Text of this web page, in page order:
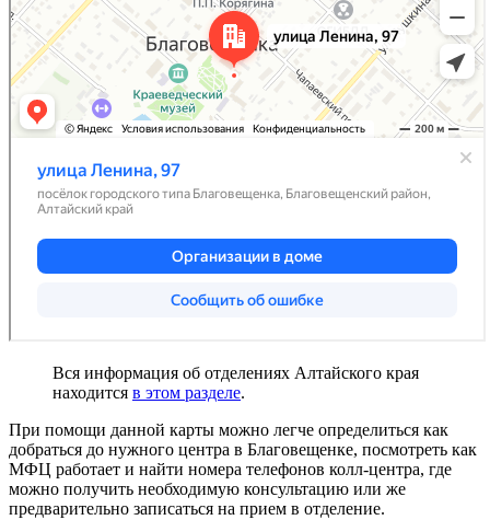
Вся информация об отделениях Алтайского края
находится в этом разделе.
При помощи данной карты можно легче определиться как
добраться до нужного центра в Благовещенке, посмотреть как
МФЦ работает и найти номера телефонов колл-центра, где
можно получить необходимую консультацию или же
предварительно записаться на прием в отделение.